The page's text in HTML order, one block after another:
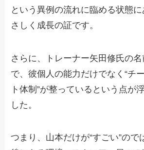
という異例の流れに臨める状態
さしく成長の証です。
さらに、トレーナー矢田修氏の
で、彼個人の能力だけでなく“チ
ト体制”が整っているという点が
した。
つまり、山本だけが“すごい”ので